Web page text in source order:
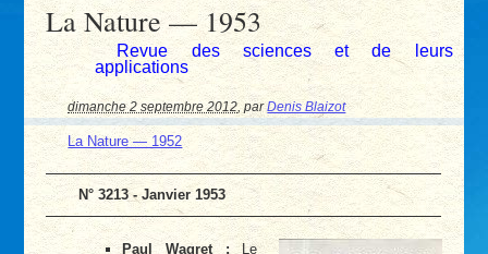
La Nature — 1953
Revue des sciences et de leurs
applications
dimanche 2 septembre 2012,parDenis Blaizot
La Nature — 1952
N° 3213 - Janvier 1953
Paul Wagret :Le